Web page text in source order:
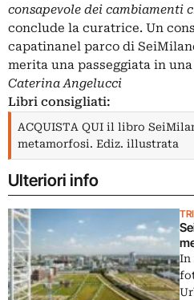
consapevole dei cambiamenti
conclude la curatrice. Un
capatinanel parco di
merita una passeggiata in
Caterina Angelucci
Libri consigliati:
ACQUISTA QUI il libro
metamorfosi. Ediz. illustrata
Ulteriori info
In